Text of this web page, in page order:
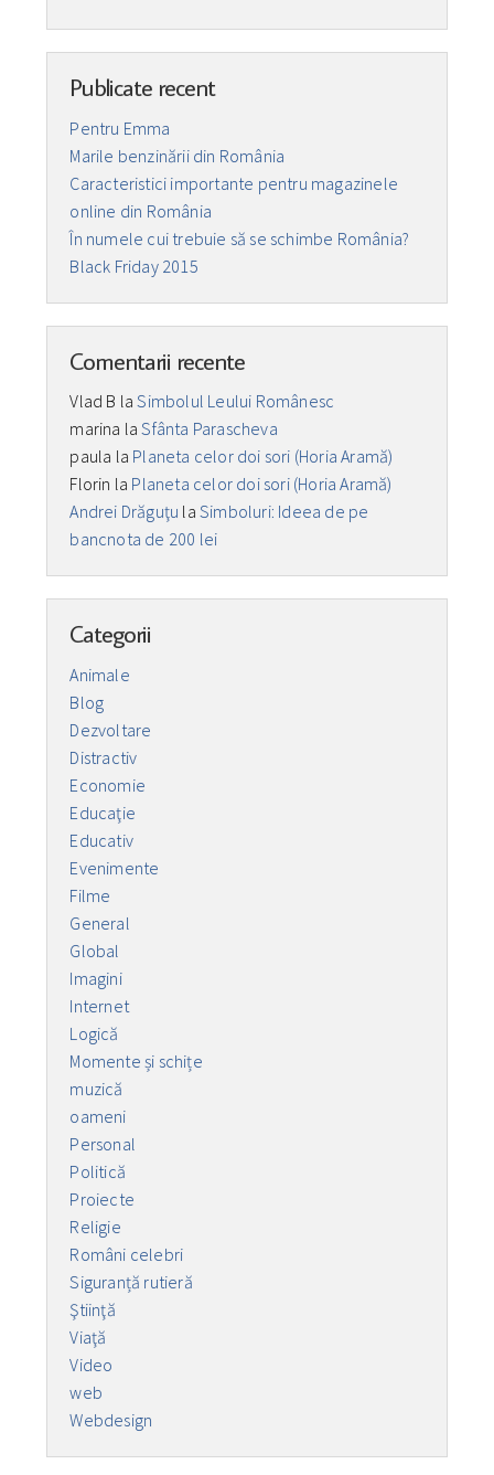
Publicate recent
Pentru Emma
Marile benzinării din România
Caracteristici importante pentru magazinele
online din România
În numele cui trebuie să se schimbe România?
Black Friday 2015
Comentarii recente
Vlad B laSimbolul Leului Românesc
marina laSfânta Parascheva
paula la Planeta celor doi sori (Horia Aramă)
Florin la Planeta celor doi sori (Horia Aramă)
Andrei Drăguţu laSimboluri: Ideea de pe
bancnota de 200 lei
Categorii
Animale
Blog
Dezvoltare
Distractiv
Economie
Educaţie
Educativ
Evenimente
Filme
General
Global
Imagini
Internet
Logică
Momente și schițe
muzică
oameni
Personal
Politică
Proiecte
Religie
Români celebri
Siguranță rutieră
Ştiinţă
Viaţă
Video
web
Webdesign